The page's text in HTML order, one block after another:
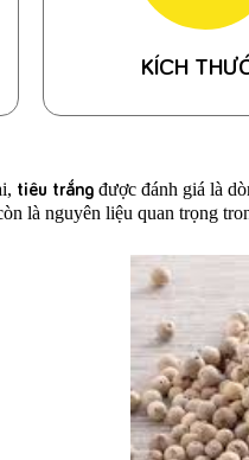
KÍCH
tiêu trắng được đánh giá là
là nguyên liệu quan trọng